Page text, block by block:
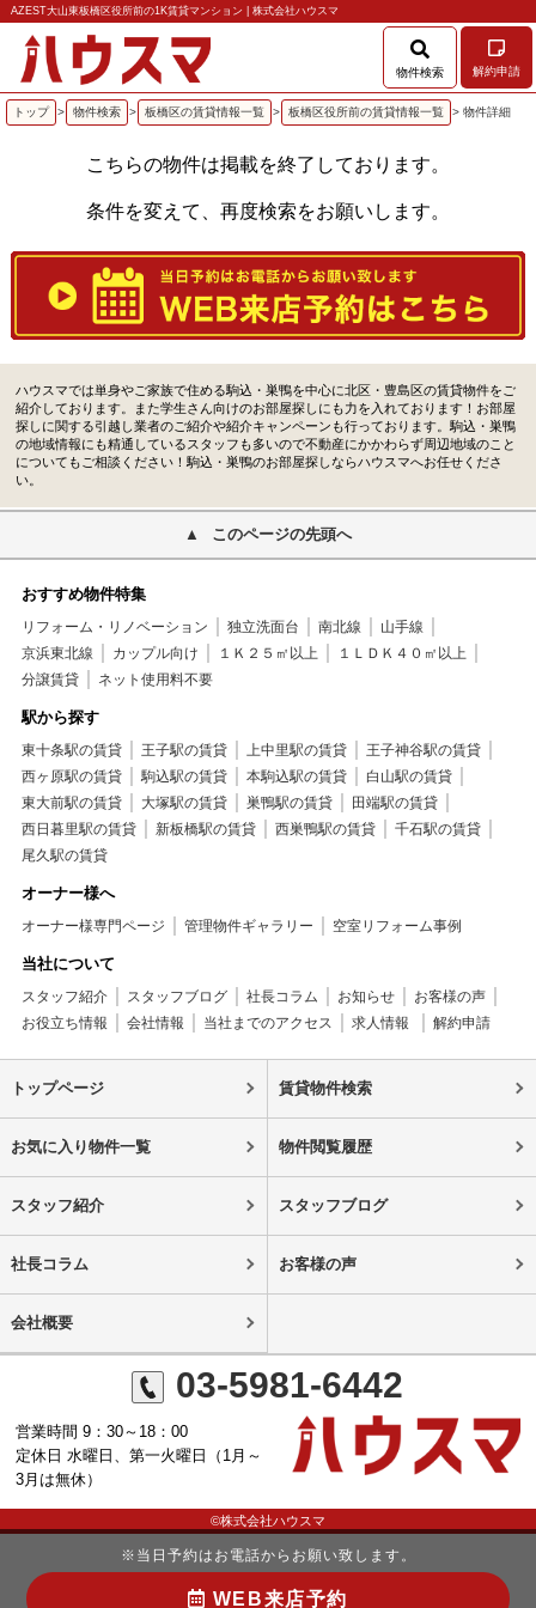
AZEST大山東板橋区役所前の1K賃貸マンション | 株式会社ハウスマ
物件検索 解約申請
トップ > 物件検索 > 板橋区の賃貸情報一覧 > 板橋区役所前の賃貸情報一覧 > 物件詳細
こちらの物件は掲載を終了しております。
条件を変えて、再度検索をお願いします。
ハウスマでは単身やご家族で住める駒込・巣鴨を中心に北区・豊島区の賃貸物件をご
紹介しております。また学生さん向けのお部屋探しにも力を入れております！お部屋
探しに関する引越し業者のご紹介や紹介キャンペーンも行っております。駒込・巣鴨
の地域情報にも精通しているスタッフも多いので不動産にかかわらず周辺地域のこと
についてもご相談ください！駒込・巣鴨のお部屋探しならハウスマへお任せくださ
い。
このページの先頭へ
おすすめ物件特集
リフォーム・リノベーション 独立洗面台 南北線
山手線
京浜東北線
カップル向け １Ｋ２５㎡以上
１ＬＤＫ４０㎡以上
分譲賃貸
ネット使用料不要
駅から探す
東十条駅の賃貸 王子駅の賃貸 上中里駅の賃貸
王子神谷駅の賃貸
西ヶ原駅の賃貸
駒込駅の賃貸 本駒込駅の賃貸
白山駅の賃貸
東大前駅の賃貸
大塚駅の賃貸 巣鴨駅の賃貸
田端駅の賃貸
西日暮里駅の賃貸
新板橋駅の賃貸 西巣鴨駅の賃貸
千石駅の賃貸
尾久駅の賃貸
オーナー様へ
オーナー様専門ページ 管理物件ギャラリー 空室リフォーム事例
当社について
スタッフ紹介 スタッフブログ 社長コラム お知らせ
お客様の声
お役立ち情報
会社情報 当社までのアクセス 求人情報 解約申請
トップページ 賃貸物件検索
お気に入り物件一覧 物件閲覧履歴
スタッフ紹介 スタッフブログ
社長コラム お客様の声
会社概要
03-5981-6442
営業時間 9：30～18：00
定休日 水曜日、第一火曜日（1月～
3月は無休）
©株式会社ハウスマ
※当日予約はお電話からお願い致します。
WEB来店予約